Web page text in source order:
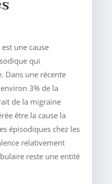
une cause
qui
Dans une récente
3% de la
de la migraine
être la cause la
épisodiques chez les
relativement
reste une entité